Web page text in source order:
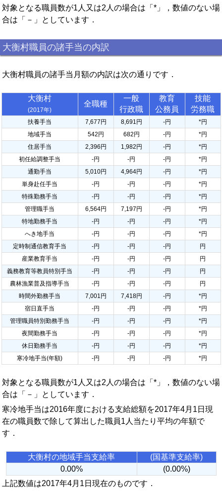
対象となる職員数が1人又は2人の場合は「*」，数値のない場
合は「－」としています．
大衡村職員の諸手当の内訳
大衡村職員の諸手当月額の内訳は次の通りです．
大衡村
(2017年)
全職種
一般
行政職
教育
公務員
技能
労務職
扶養手当 7,677円 8,691円 -円
*円
地域手当
542円 682円 -円
*円
住居手当
2,396円 1,982円 -円
*円
初任給調整手当
-円 -円 -円
*円
通勤手当
5,010円 4,964円 -円
*円
単身赴任手当
-円 -円 -円
*円
特殊勤務手当
-円 -円 -円
*円
管理職手当
6,564円 7,197円 -円
*円
特地勤務手当
-円 -円 -円
*円
へき地手当
-円 -円 -円
*円
定時制通信教育手当
-円 -円 -円
円
産業教育手当
-円 -円 -円
円
義務教育等教員特別手当
-円 -円 -円
円
農林漁業普及指導手当
-円 -円 -円
円
時間外勤務手当
7,001円 7,418円 -円
*円
宿日直手当
-円 -円 -円
*円
管理職員特別勤務手当
-円 -円 -円
*円
夜間勤務手当
-円 -円 -円
*円
休日勤務手当
-円 -円 -円
*円
寒冷地手当(年額)
-円 -円 -円 *円
対象となる職員数が1人又は2人の場合は「*」，数値のない場
合は「－」としています．
寒冷地手当は2016年度における支給総額を2017年4月1日現
在の職員数で除して算出した職員1人当たり平均の年額で
す．
大衡村の地域手当支給率
(国基準支給率)
0.00%
(0.00%)
上記数値は2017年4月1日現在のものです．